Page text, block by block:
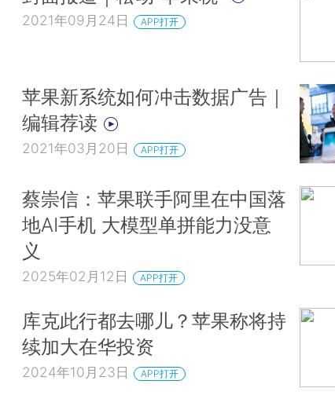
2021年09月24日 APP打开
苹果新系统如何冲击数据广告｜
编辑荐读
2021年03月20日 APP打开
蔡崇信：苹果联手阿里在中国落
地AI手机 大模型单拼能力没意
义
2025年02月12日 APP打开
库克此行都去哪儿？苹果称将持
续加大在华投资
2024年10月23日 APP打开